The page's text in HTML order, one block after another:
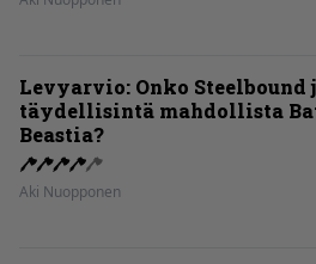
Levyarvio: Onko Steelbound
täydellisintä mahdollista
Beastia?
Aki Nuopponen